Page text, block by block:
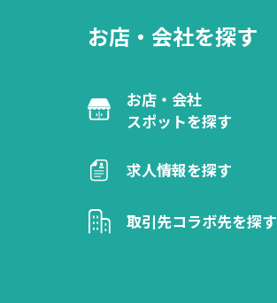
お店・会社を探す
お店・会社
スポットを探す
求人情報を探す
取引先コラボ先を探す